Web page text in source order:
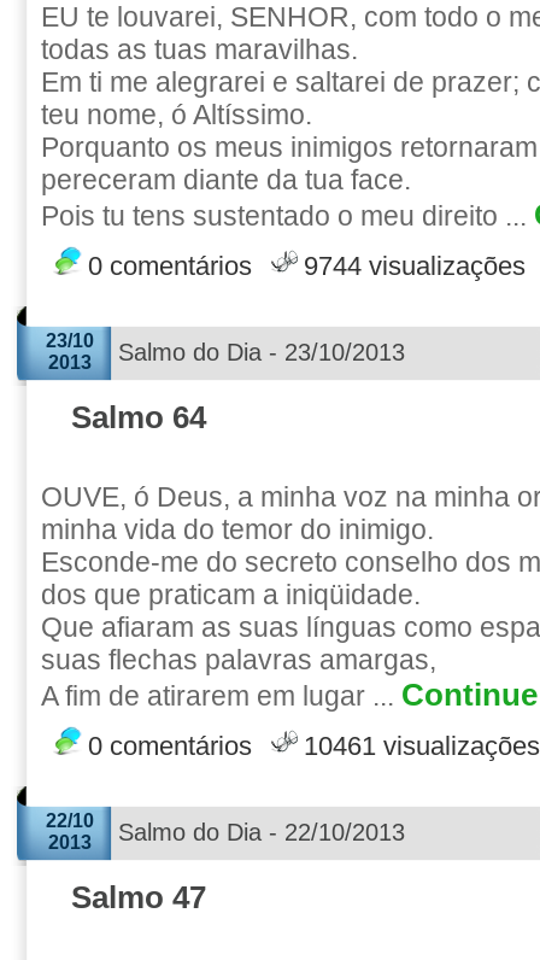
EU te louvarei, SENHOR, com todo o
todas as tuas maravilhas.
Em ti me alegrarei e saltarei de prazer;
teu nome, ó Altíssimo.
Porquanto os meus inimigos
pereceram diante da tua face.
Pois tu tens sustentado o meu direito ...
0 comentários 9744 visualizações
23/10
2013
Salmo do Dia - 23/10/2013
Salmo 64
OUVE, ó Deus, a minha voz na minha
minha vida do temor do inimigo.
Esconde-me do secreto conselho dos
dos que praticam a iniqüidade.
Que afiaram as suas línguas como
suas flechas palavras amargas,
A fim de atirarem em lugar ...
0 comentários 10461 visualizações
22/10
2013
Salmo do Dia - 22/10/2013
Salmo 47